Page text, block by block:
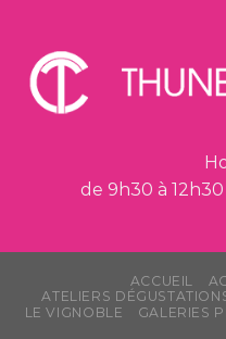
de 9h30 à
ACCUEIL
ATELIERS
LE VIGNOBLE
GALERIES